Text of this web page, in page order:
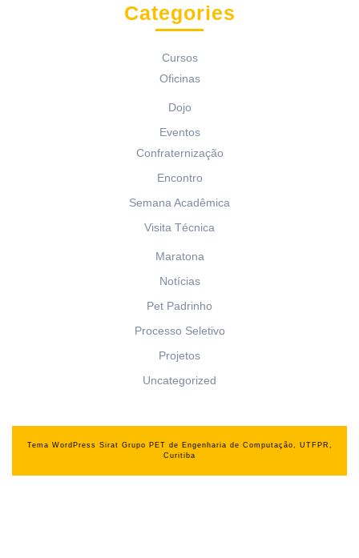
Categories
Cursos
Oficinas
Dojo
Eventos
Confraternização
Encontro
Semana Acadêmica
Visita Técnica
Maratona
Notícias
Pet Padrinho
Processo Seletivo
Projetos
Uncategorized
Tema WordPress Sirat Grupo PET de Engenharia de Computação, UTFPR,
Curitiba